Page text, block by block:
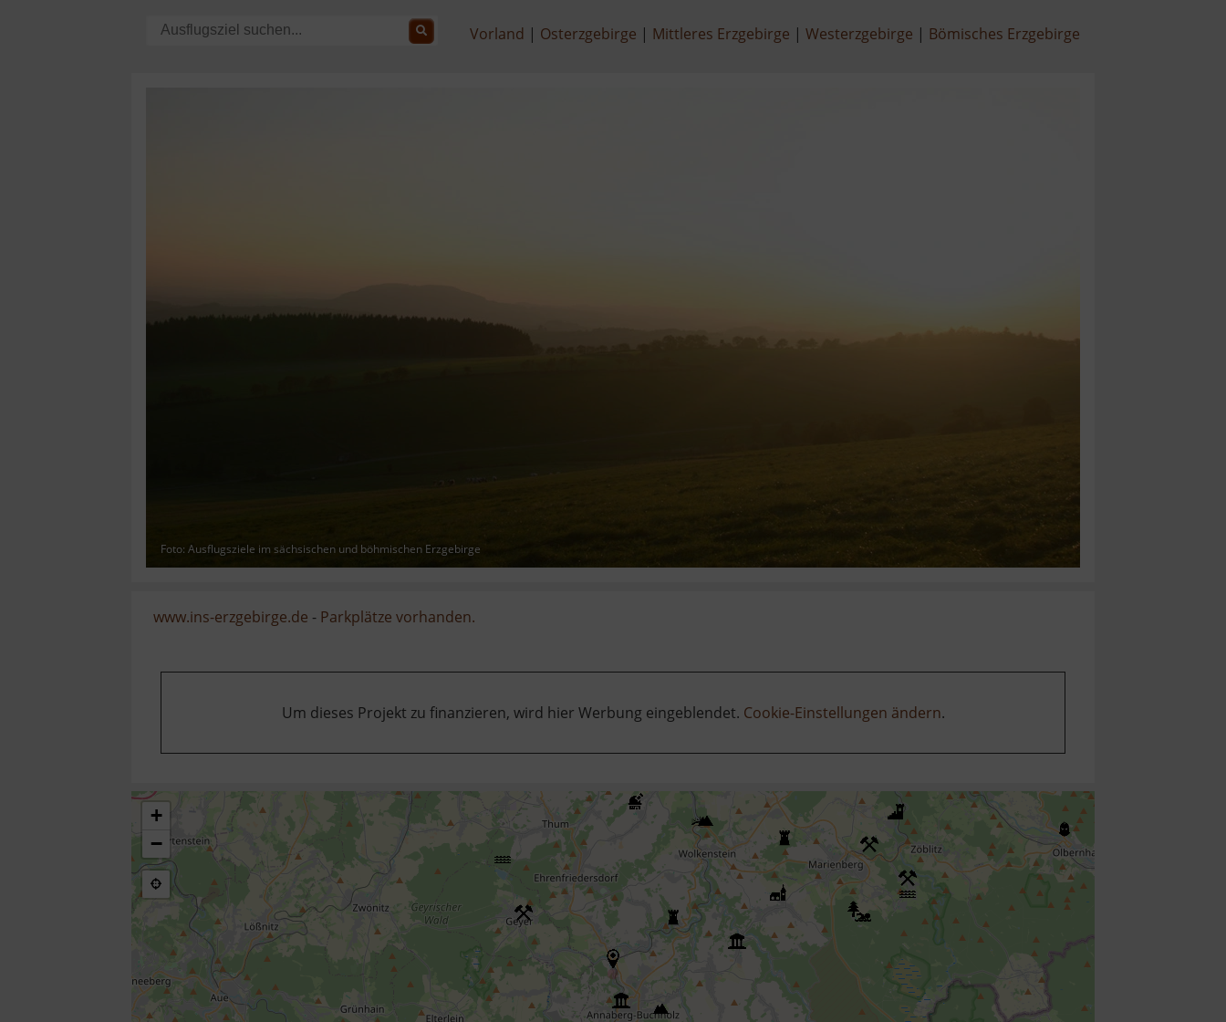
Vorland Osterzgebirge Mittleres Erzgebirge Westerzgebirge Bömisches Erzgebirge
Foto: Ausflugsziele im sächsischen und böhmischen Erzgebirge
www.ins-erzgebirge.de - Parkplätze vorhanden.
Um dieses Projekt zu finanzieren, wird hier Werbung eingeblendet. Cookie-Einstellungen ändern.
+
−